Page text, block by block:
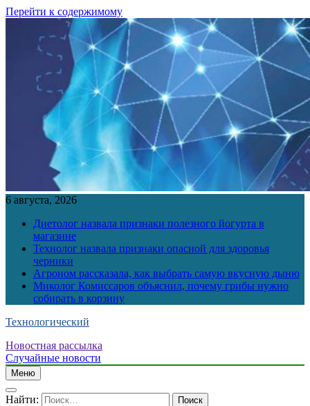
Перейти к содержимому
6 августа, 2026
Диетолог назвала признаки полезного йогурта в
магазине
Технолог назвала признаки опасной для здоровья
черники
Агроном рассказала, как выбрать самую вкусную дыню
Миколог Комиссаров объяснил, почему грибы нужно
собирать в корзину
Технологический
Новостная рассылка
Случайные новости
Меню
Найти: